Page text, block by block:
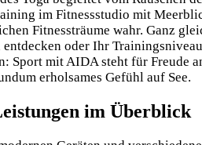
im Fitnessstudio mit
Fitnessträume wahr. Ganz
entdecken oder Ihr Trainingsniveau
Sport mit AIDA steht für Freude
erholsames Gefühl auf See.
im Überblick